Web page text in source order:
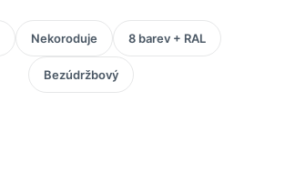
Nekoroduje 8 barev + RAL
Bezúdržbový